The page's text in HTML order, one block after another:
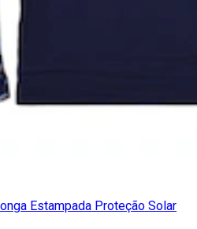
Estampada Proteção Solar